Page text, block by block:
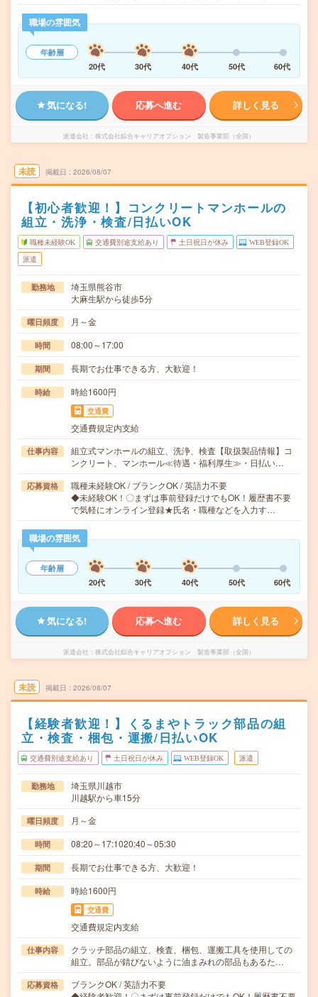
職場の雰囲気
年齢層
20代
30代 40代 50代 60代
気になる! 応募へ進む 詳しく見る
派遣会社 株式会社綜合キャリアオプション 製造事業部（全国）
未読 掲載日 2026/08/07
【初心者歓迎！】コンクリートマンホールの
組立・洗浄・検査/日払いOK
職種未経験OK 交通費別途支給あり 土日祝日が休み WEB登録OK
派遣
勤務地
埼玉県熊谷市
大麻生駅から徒歩5分
曜日頻度 月～金
時間 08:00～17:00
期間 長期でお仕事できる方、大歓迎！
時給 時給1600円
交通費
交通費規定内支給
仕事内容
組立式マンホールの組立、洗浄、検査【取扱製品情報】コ
ンクリート、マンホール≪待遇・福利厚生≫・日払い…
応募資格
職種未経験OK / ブランクOK / 英語力不要
◆未経験OK！〇まずは事前登録だけでもOK！履歴書不要
で気軽にオンライン登録★氏名・職種などを入力す…
職場の雰囲気
年齢層
20代
30代 40代 50代 60代
気になる! 応募へ進む 詳しく見る
派遣会社 株式会社綜合キャリアオプション 製造事業部（全国）
未読 掲載日 2026/08/07
【経験者歓迎！】くるまやトラック部品の組
立・検査・梱包・運搬/日払いOK
交通費別途支給あり 土日祝日が休み WEB登録OK 派遣
勤務地
埼玉県川越市
川越駅から車15分
曜日頻度 月～金
時間 08:20～17:1020:40～05:30
期間 長期でお仕事できる方、大歓迎！
時給 時給1600円
交通費
交通費規定内支給
仕事内容
クラッチ部品の組立、検査、梱包、運搬工具を使用しての
組立。部品が錆びないように油まみれの部品もあるた…
応募資格
ブランクOK / 英語力不要